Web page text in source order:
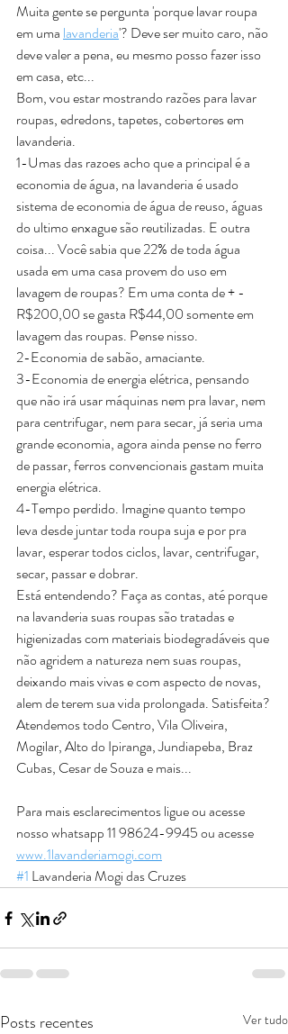
Muita gente se pergunta 'porque lavar roupa
em uma lavanderia'? Deve ser muito caro, não
deve valer a pena, eu mesmo posso fazer isso
em casa, etc...
Bom, vou estar mostrando razões para lavar
roupas, edredons, tapetes, cobertores em
lavanderia.
1-Umas das razoes acho que a principal é a
economia de água, na lavanderia é usado
sistema de economia de água de reuso, águas
do ultimo enxague são reutilizadas. E outra
coisa... Você sabia que 22% de toda água
usada em uma casa provem do uso em
lavagem de roupas? Em uma conta de + -
R$200,00 se gasta R$44,00 somente em
lavagem das roupas. Pense nisso.
2-Economia de sabão, amaciante.
3-Economia de energia elétrica, pensando
que não irá usar máquinas nem pra lavar, nem
para centrifugar, nem para secar, já seria uma
grande economia, agora ainda pense no ferro
de passar, ferros convencionais gastam muita
energia elétrica.
4-Tempo perdido. Imagine quanto tempo
leva desde juntar toda roupa suja e por pra
lavar, esperar todos ciclos, lavar, centrifugar,
secar, passar e dobrar.
Está entendendo? Faça as contas, até porque
na lavanderia suas roupas são tratadas e
higienizadas com materiais biodegradáveis que
não agridem a natureza nem suas roupas,
deixando mais vivas e com aspecto de novas,
alem de terem sua vida prolongada. Satisfeita?
Atendemos todo Centro, Vila Oliveira,
Mogilar, Alto do Ipiranga, Jundiapeba, Braz
Cubas, Cesar de Souza e mais...
Para mais esclarecimentos ligue ou acesse
nosso whatsapp 11 98624-9945 ou acesse
www.1lavanderiamogi.com
#1 Lavanderia Mogi das Cruzes
Posts recentes Ver tudo